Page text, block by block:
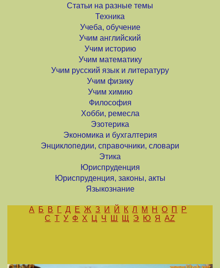
Статьи на разные темы
Техника
Учеба, обучение
Учим английский
Учим историю
Учим математику
Учим русский язык и литературу
Учим физику
Учим химию
Философия
Хобби, ремесла
Эзотерика
Экономика и бухгалтерия
Энциклопедии, справочники, словари
Этика
Юриспруденция
Юриспруденция, законы, акты
Языкознание
А Б В Г Д Е Ж З И Й К Л М Н О П
Р
С Т У Ф Х Ц Ч Ш Щ Э Ю Я AZ